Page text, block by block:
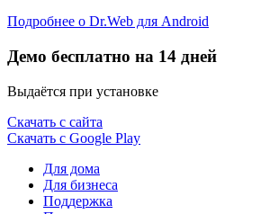
Подробнее о Dr.Web для Android
Демо бесплатно на 14 дней
Выдаётся при установке
Скачать с сайта
Скачать с Google Play
Для дома
Для бизнеса
Поддержка